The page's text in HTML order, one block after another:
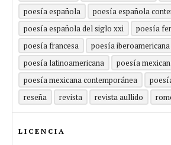
poesía española
poesía española
poesía española del siglo xxi
poesía
poesía francesa
poesía iberoamericana
poesía latinoamericana
poesía
poesía mexicana contemporánea
reseña
revista revista aullido
LICENCIA